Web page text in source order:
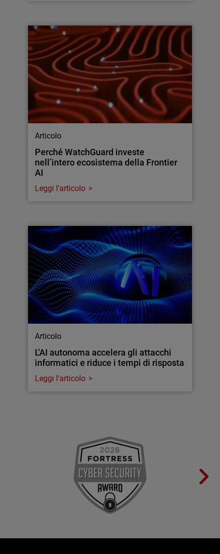
Articolo
Perché WatchGuard investe
nell’intero ecosistema della Frontier
AI
Leggi l'articolo
Articolo
L'AI autonoma accelera gli attacchi
informatici e riduce i tempi di risposta
Leggi l'articolo